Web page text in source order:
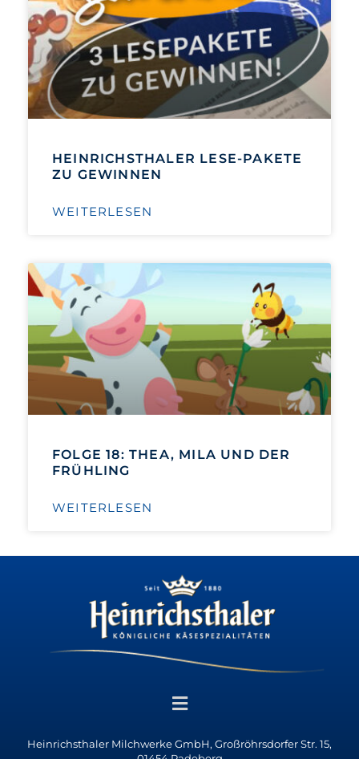
HEINRICHSTHALER LESE-PAKETE
ZU GEWINNEN
WEITERLESEN
FOLGE 18: THEA, MILA UND DER
FRÜHLING
WEITERLESEN
Heinrichsthaler Milchwerke GmbH, Großröhrsdorfer Str. 15,